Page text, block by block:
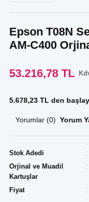
Epson T08N
AM-C400
53.216,78 TL
5.678,23 TL den
Yorumlar (0) Yorum
Stok Adedi
Orjinal ve Muadil
Kartuşlar
Fiyat